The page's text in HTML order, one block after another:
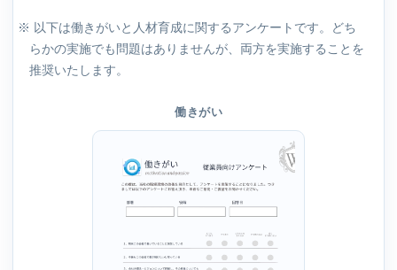
※ 以下は働きがいと人材育成に関するアンケートです。どち
らかの実施でも問題はありませんが、両方を実施することを
推奨いたします。
働きがい